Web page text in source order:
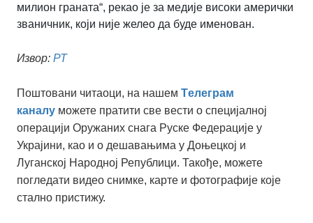
милион граната“, рекао је за медије високи амерички
званичник, који није желео да буде именован.
Извор: РТ
Поштовани читаоци, на нашем Tелеграм
каналу можете пратити све вести о специјалној
операцији Оружаних снага Руске Федерације у
Украјини, као и о дешавањима у Доњецкој и
Луганској Народној Републици. Такође, можете
погледати видео снимке, карте и фотографије које
стално пристижу.